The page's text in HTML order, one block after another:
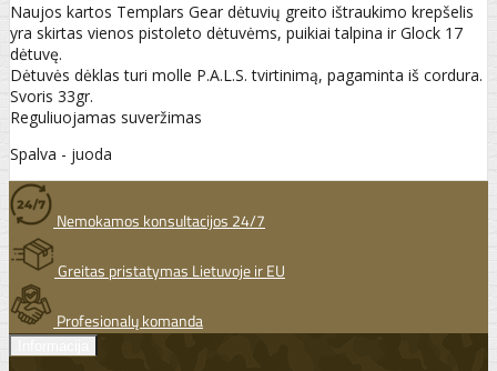
Naujos kartos Templars Gear dėtuvių greito ištraukimo krepšelis
yra skirtas vienos pistoleto dėtuvėms, puikiai talpina ir Glock 17
dėtuvę.
Dėtuvės dėklas turi molle P.A.L.S. tvirtinimą, pagaminta iš cordura.
Svoris 33gr.
Reguliuojamas suveržimas
Spalva - juoda
Nemokamos konsultacijos 24/7
Greitas pristatymas Lietuvoje ir EU
Profesionalų komanda